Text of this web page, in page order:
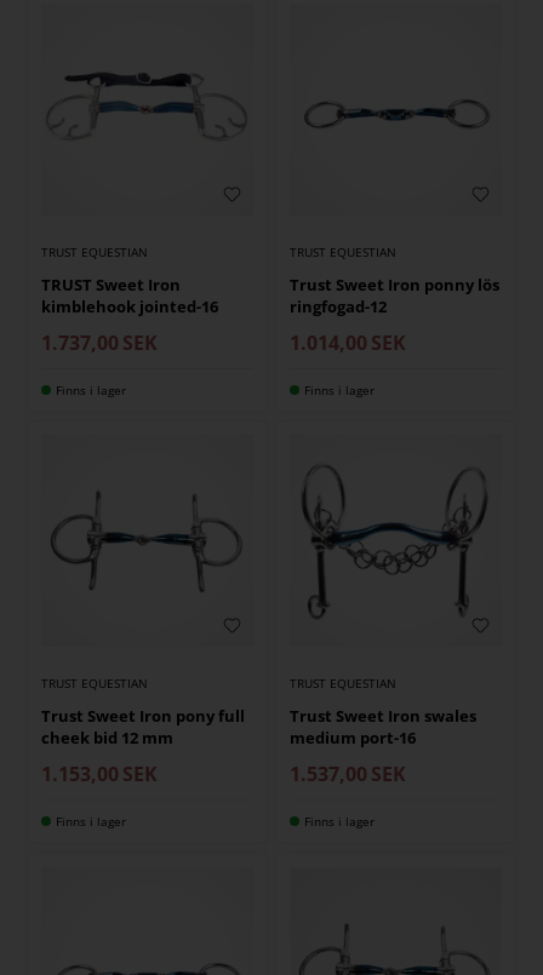
TRUST EQUESTIAN
TRUST Sweet Iron
kimblehook jointed-16
1.737,00 SEK
Finns i lager
TRUST EQUESTIAN
Trust Sweet Iron ponny lös
ringfogad-12
1.014,00 SEK
Finns i lager
TRUST EQUESTIAN
Trust Sweet Iron pony full
cheek bid 12 mm
1.153,00 SEK
Finns i lager
TRUST EQUESTIAN
Trust Sweet Iron swales
medium port-16
1.537,00 SEK
Finns i lager